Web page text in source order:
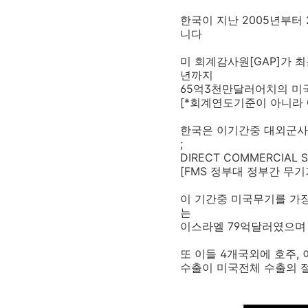
한국이 지난 2005년부터
니다
미 회계감사원[GAP]가
년까지
65억3천만달러어치의 미
[*회계연도기준이 아니
한국은 이기간중 대외군
;
DIRECT COMMERCIAL
[FMS 정부대 정부간 무
이 기간중 미국무기를 가
는
이스라엘 79억달러였으
또 이들 4개국외에 호주,
수출이 미국전체 수출의